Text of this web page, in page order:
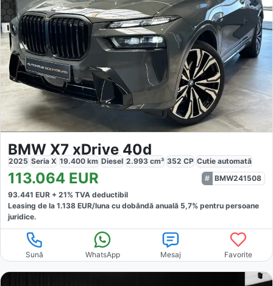
BMW X7 xDrive 40d
2025 Seria X 19.400 km Diesel 2.993 cm³ 352 CP Cutie automată
113.064 EUR
BMW241508
93.441 EUR + 21% TVA deductibil
Leasing de la 1.138 EUR/luna cu dobăndă anuală 5,7% pentru persoane
juridice.
Sună WhatsApp Mesaj Favorite